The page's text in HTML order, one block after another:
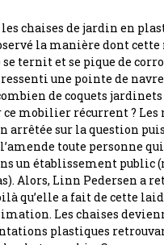
chaises de jardin en
la manière dont
ternit et se pique de
une pointe de
de coquets
mobilier récurrent ? Les
arrêtée sur la question
toute personne
un établissement public
Alors, Linn Pedersen a
qu’elle a fait de cette
Les chaises
plastiques